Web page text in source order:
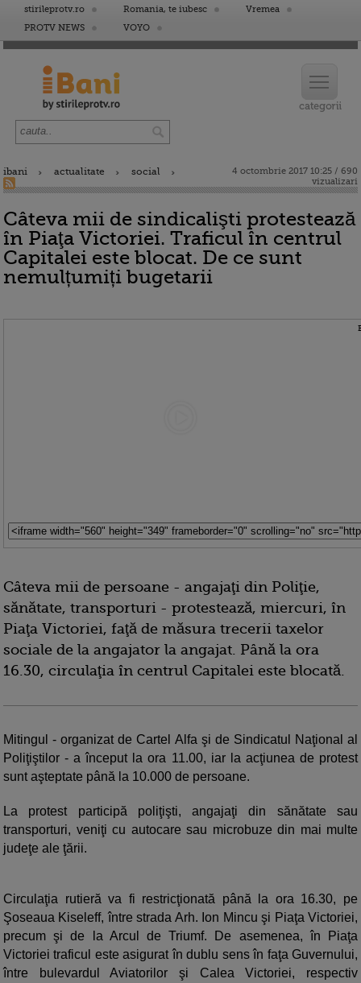
stirileprotv.ro Romania, te iubesc
Vremea
PROTV NEWS
VOYO
ibani actualitate social
4 octombrie 2017 10:25 / 690
vizualizari
Câteva mii de sindicalişti protestează
în Piaţa Victoriei. Traficul în centrul
Capitalei este blocat. De ce sunt
nemulțumiți bugetarii
Câteva mii de persoane - angajaţi din Poliţie,
sănătate, transporturi - protestează, miercuri, în
Piaţa Victoriei, faţă de măsura trecerii taxelor
sociale de la angajator la angajat. Până la ora
16.30, circulaţia în centrul Capitalei este blocată.
Mitingul - organizat de Cartel Alfa şi de Sindicatul Naţional al
Poliţiştilor - a început la ora 11.00, iar la acţiunea de protest
sunt aşteptate până la 10.000 de persoane.
La protest participă poliţişti, angajaţi din sănătate sau
transporturi, veniţi cu autocare sau microbuze din mai multe
judeţe ale ţării.
Circulaţia rutieră va fi restricţionată până la ora 16.30, pe
Şoseaua Kiseleff, între strada Arh. Ion Mincu şi Piaţa Victoriei,
precum şi de la Arcul de Triumf. De asemenea, în Piaţa
Victoriei traficul este asigurat în dublu sens în faţa Guvernului,
între bulevardul Aviatorilor şi Calea Victoriei, respectiv